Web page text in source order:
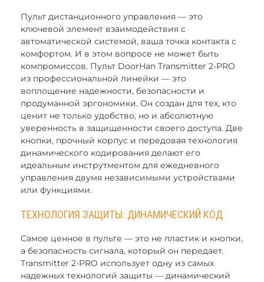
Пульт дистанционного управления — это
ключевой элемент взаимодействия с
автоматической системой, ваша точка контакта с
комфортом. И в этом вопросе не может быть
компромиссов. Пульт DoorHan Transmitter 2-PRO
из профессиональной линейки — это
воплощение надежности, безопасности и
продуманной эргономики. Он создан для тех, кто
ценит не только удобство, но и абсолютную
уверенность в защищенности своего доступа. Две
кнопки, прочный корпус и передовая технология
динамического кодирования делают его
идеальным инструтментом для ежедневного
управления двумя независимыми устройствами
или функциями.
ТЕХНОЛОГИЯ ЗАЩИТЫ: ДИНАМИЧЕСКИЙ КОД
Самое ценное в пульте — это не пластик и кнопки,
а безопасность сигнала, который он передает.
Transmitter 2-PRO использует одну из самых
надежных технологий защиты — динамический